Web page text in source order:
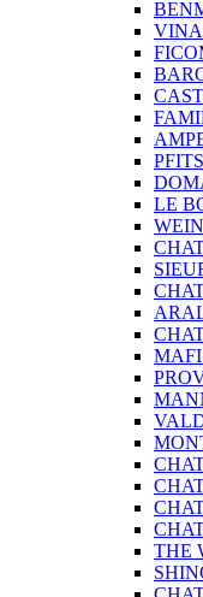
LE
MAFI
THE